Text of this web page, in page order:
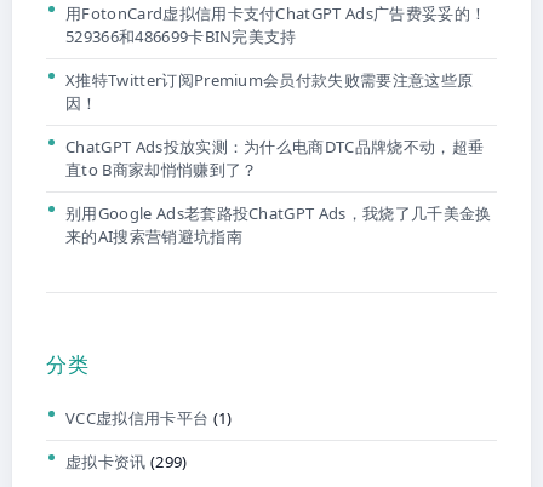
用FotonCard虚拟信用卡支付ChatGPT Ads广告费妥妥的！
529366和486699卡BIN完美支持
X推特Twitter订阅Premium会员付款失败需要注意这些原
因！
ChatGPT Ads投放实测：为什么电商DTC品牌烧不动，超垂
直to B商家却悄悄赚到了？
别用Google Ads老套路投ChatGPT Ads，我烧了几千美金换
来的AI搜索营销避坑指南
分类
VCC虚拟信用卡平台 (1)
虚拟卡资讯 (299)